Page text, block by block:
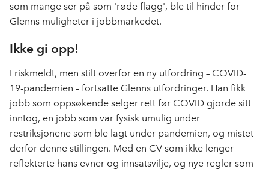
som mange ser på som 'røde flagg', ble til hinder for
Glenns muligheter i jobbmarkedet.
Ikke gi opp!
Friskmeldt, men stilt overfor en ny utfordring – COVID-
19-pandemien – fortsatte Glenns utfordringer. Han fikk
jobb som oppsøkende selger rett før COVID gjorde sitt
inntog, en jobb som var fysisk umulig under
restriksjonene som ble lagt under pandemien, og mistet
derfor denne stillingen. Med en CV som ikke lenger
reflekterte hans evner og innsatsvilje, og nye regler som